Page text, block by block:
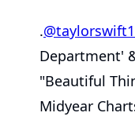
.
Department'
"Beautiful
Midyear